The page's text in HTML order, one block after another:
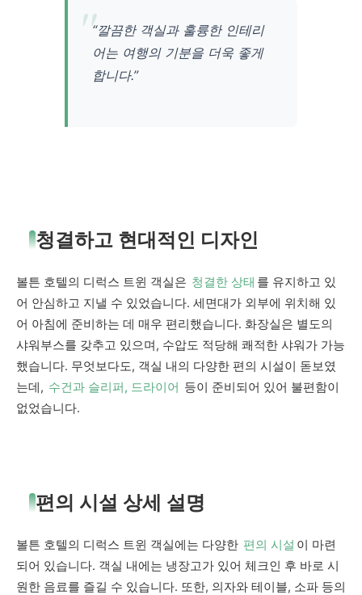
“깔끔한 객실과 훌륭한 인테리
어는 여행의 기분을 더욱 좋게
합니다.”
청결하고 현대적인 디자인
볼튼 호텔의 디럭스 트윈 객실은 청결한 상태 를 유지하고 있
어 안심하고 지낼 수 있었습니다. 세면대가 외부에 위치해 있
어 아침에 준비하는 데 매우 편리했습니다. 화장실은 별도의
샤워부스를 갖추고 있으며, 수압도 적당해 쾌적한 샤워가 가능
했습니다. 무엇보다도, 객실 내의 다양한 편의 시설이 돋보였
는데, 수건과 슬리퍼, 드라이어 등이 준비되어 있어 불편함이
없었습니다.
편의 시설 상세 설명
볼튼 호텔의 디럭스 트윈 객실에는 다양한 편의 시설 이 마련
되어 있습니다. 객실 내에는 냉장고가 있어 체크인 후 바로 시
원한 음료를 즐길 수 있습니다. 또한, 의자와 테이블, 소파 등의